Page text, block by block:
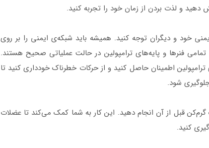
دهید و لذت بردن از زمان خود را تجربه کنید.
ایمنی خود و دیگران توجه کنید. همیشه باید شبکه‌ی ایمنی را بر روی
فنرها و پایه‌های ترامپولین در حالت عملیاتی صحیح هستند.
اطمینان حاصل کنید و از حرکات خطرناک خودداری کنید تا
شود.
گرم‌کن قبل از آن انجام دهید. این کار به شما کمک می‌کند تا عضلات
کنید.